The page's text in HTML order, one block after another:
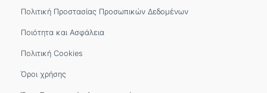
Πολιτική Προστασίας Προσωπικών Δεδομένων
Ποιότητα και Ασφάλεια
Πολιτική Cookies
Όροι χρήσης